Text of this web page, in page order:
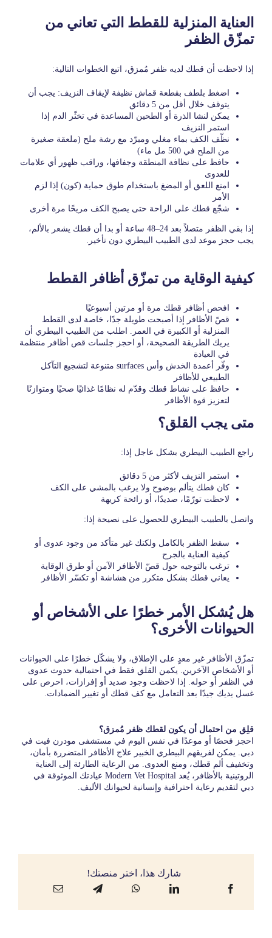
العناية المنزلية للقطط التي تعاني من
تمزّق الظفر
إذا لاحظت أن قطك لديه ظفر مُمزق، اتبع الخطوات التالية:
اضغط بلطف بقطعة قماش نظيفة لإيقاف النزيف: يجب أن
يتوقف خلال أقل من 5 دقائق
يمكن لنشا الذرة أو الطحين المساعدة في تخثّر الدم إذا
استمر النزيف
نظّف الكف بماء مغلي ومبرّد مع رشة ملح (ملعقة صغيرة
من الملح في 500 مل ماء)
حافظ على نظافة المنطقة وجفافها، وراقب ظهور أي علامات
للعدوى
امنع اللعق أو المضغ باستخدام طوق حماية (كون) إذا لزم
الأمر
شجّع قطك على الراحة حتى يصبح الكف مريحًا مرة أخرى
إذا بقي الظفر متصلاً بعد 24–48 ساعة أو بدا أن قطك يشعر بالألم،
يجب حجز موعد لدى الطبيب البيطري دون تأخير.
كيفية الوقاية من تمزّق أظافر القطط
افحص أظافر قطك مرة أو مرتين أسبوعيًا
قصّ الأظافر إذا أصبحت طويلة جدًا، خاصة لدى القطط
المنزلية أو الكبيرة في العمر. اطلب من الطبيب البيطري أن
يريك الطريقة الصحيحة، أو احجز جلسات قص أظافر منتظمة
في العيادة
وفّر أعمدة الخدش وأس surfaces متنوعة لتشجيع التآكل
الطبيعي للأظافر
حافظ على نشاط قطك وقدّم له نظامًا غذائيًا صحيًا ومتوازنًا
لتعزيز قوة الأظافر
متى يجب القلق؟
راجع الطبيب البيطري بشكل عاجل إذا:
استمر النزيف لأكثر من 5 دقائق
كان قطك يتألم بوضوح ولا يرغب بالمشي على الكف
لاحظت تورّمًا، صديدًا، أو رائحة كريهة
واتصل بالطبيب البيطري للحصول على نصيحة إذا:
سقط الظفر بالكامل ولكنك غير متأكد من وجود عدوى أو
كيفية العناية بالجرح
ترغب بالتوجيه حول قصّ الأظافر الآمن أو طرق الوقاية
يعاني قطك بشكل متكرر من هشاشة أو تكسّر الأظافر
هل يُشكل الأمر خطرًا على الأشخاص أو
الحيوانات الأخرى؟
تمزّق الأظافر غير معدٍ على الإطلاق، ولا يشكّل خطرًا على الحيوانات
أو الأشخاص الآخرين. يكمن القلق فقط في احتمالية حدوث عدوى
في الظفر أو حوله. إذا لاحظت وجود صديد أو إفرازات، احرص على
غسل يديك جيدًا بعد التعامل مع كف قطك أو تغيير الضمادات.
قلِق من احتمال أن يكون لقطك ظفر مُمزق؟
احجز فحصًا أو موعدًا في نفس اليوم في مستشفى مودرن فيت في
دبي. يمكن لفريقهم البيطري الخبير علاج الأظافر المتضررة بأمان،
وتخفيف ألم قطك، ومنع العدوى. من الرعاية الطارئة إلى العناية
الروتينية بالأظافر، يُعد Modern Vet Hospital عيادتك الموثوقة في
دبي لتقديم رعاية احترافية وإنسانية لحيوانك الأليف.
شارك هذا، اختر منصتك!